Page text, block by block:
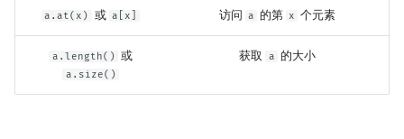
a.at(x) 或 a[x] 访问 a 的第 x 个元素
a.length() 或
a.size()
获取 a 的大小